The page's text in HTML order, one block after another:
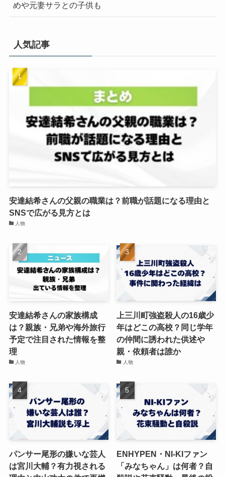
めや元妻サラとの子供も
人気記事
安達結希さんの父親の職業は？前職が話題になる理由と
SNSで広がる見方とは
人物
安達結希さんの家族構成
は？親族・兄弟や海外旅行
予定で注目された情報を整
理
人物
上三川町強盗殺人の16歳少
年はどこの高校？同じ学年
の仲間に誘われた供述や
親・依頼者は誰か
人物
パンサー尾形の嫌いな芸人
は宮川大輔？有力視される
ENHYPEN・NI-KIファン
「みなちゃん」は何者？自